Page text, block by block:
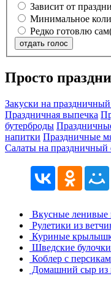
Зависит от
Минимальное
Редко готовлю
отдать голос
Просто
Закуски на праздничный
Праздничная выпечка
бутерброды
напитки Праздничные
Салаты на праздничный
Вкусные
Рулетики из
Куриные
Шведские
Коблер с
Домашний сыр из